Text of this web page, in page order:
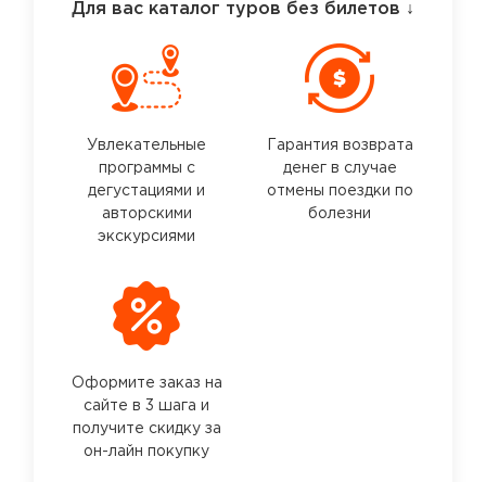
Для вас каталог туров без билетов ↓
Увлекательные
программы с
дегустациями и
авторскими
экскурсиями
Гарантия возврата
денег в случае
отмены поездки по
болезни
Оформите заказ на
сайте в 3 шага и
получите скидку за
он-лайн покупку